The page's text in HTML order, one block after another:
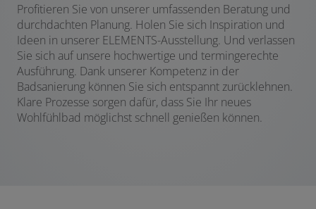
Profitieren Sie von unserer umfassenden Beratung und
durchdachten Planung. Holen Sie sich Inspiration und
Ideen in unserer ELEMENTS-Ausstellung. Und verlassen
Sie sich auf unsere hochwertige und termingerechte
Ausführung. Dank unserer Kompetenz in der
Badsanierung können Sie sich entspannt zurücklehnen.
Klare Prozesse sorgen dafür, dass Sie Ihr neues
Wohlfühlbad möglichst schnell genießen können.